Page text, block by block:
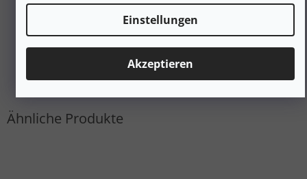
Einstellungen
Akzeptieren
Größe:
S, M, L, XL
Produktart:
Sweatshirts, Pullover
Ohne Kapuze
#sizes_table#: hidden